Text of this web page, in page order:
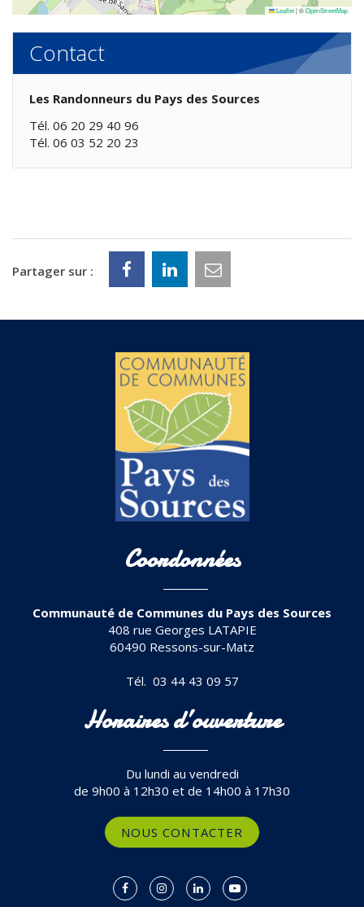
Leaflet|©OpenStreetMap
Contact
Les Randonneurs du Pays des Sources
Tél. 06 20 29 40 96
Tél. 06 03 52 20 23
Partager sur :
Coordonnées
Communauté de Communes du Pays des Sources
408 rue Georges LATAPIE
60490 Ressons-sur-Matz
Tél. 03 44 43 09 57
Horaires d’ouverture
Du lundi au vendredi
de 9h00 à 12h30 et de 14h00 à 17h30
NOUS CONTACTER
Lien
Lien
Lien
Lien